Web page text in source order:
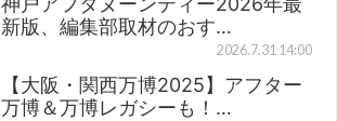
新版、編集部取材のおす…
2026.7.31 14:00
【大阪・関西万博2025】アフター
万博＆万博レガシーも！…